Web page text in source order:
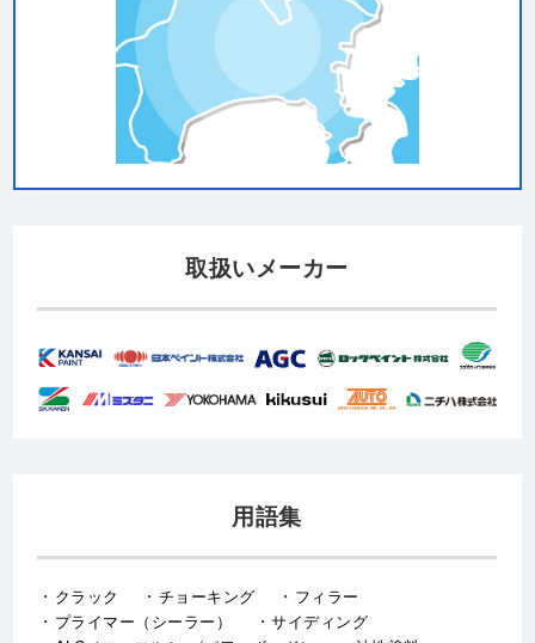
取扱いメーカー
用語集
クラック チョーキング
フィラー
プライマー（シーラー）
サイディング